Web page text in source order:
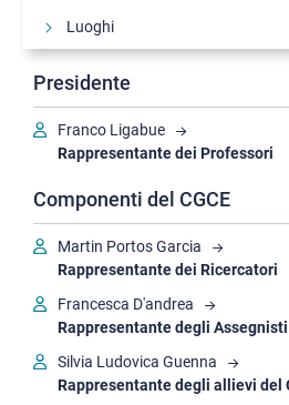
Luoghi
Equità, diversità, inclusione,
Comitato Unico di Garanzia - CUG
Comitato garante del Codice etico -
Consigliera di fiducia
Sportello contro la violenza di
Attivazione e gestione carriere alias
Supporto psicologico
Presidente
Franco Ligabue
Rappresentante dei Professori
Componenti del CGCE
Martin Portos Garcia
Rappresentante dei Ricercatori
Francesca D'andrea
Rappresentante degli Assegnisti
Silvia Ludovica Guenna
Rappresentante degli allievi del